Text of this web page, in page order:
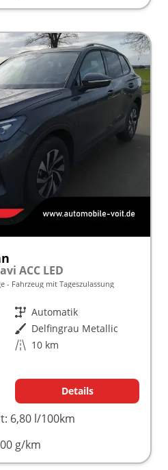
ACC LED
Fahrzeug mit Tageszulassung
Getriebe Automatik
Außenfarbe Delfingrau Metallic
Kilometerstand 10 km
Details
6,80 l/100km
g/km